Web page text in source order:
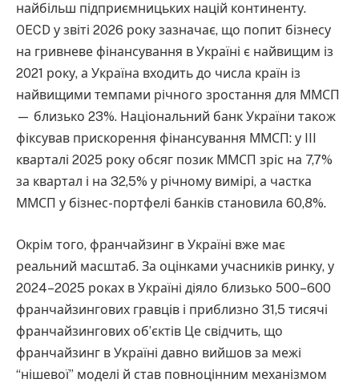
найбільш підприємницьких націй континенту.
OECD у звіті 2026 року зазначає, що попит бізнесу
на гривневе фінансування в Україні є найвищим із
2021 року, а Україна входить до числа країн із
найвищими темпами річного зростання для ММСП
— близько 23%. Національний банк України також
фіксував прискорення фінансування ММСП: у III
кварталі 2025 року обсяг позик ММСП зріс на 7,7%
за квартал і на 32,5% у річному вимірі, а частка
ММСП у бізнес-портфелі банків становила 60,8%.
Окрім того, франчайзинг в Україні вже має
реальний масштаб. За оцінками учасників ринку, у
2024–2025 роках в Україні діяло близько 500–600
франчайзингових гравців і приблизно 31,5 тисячі
франчайзингових об’єктів Це свідчить, що
франчайзинг в Україні давно вийшов за межі
“нішевої” моделі й став повноцінним механізмом